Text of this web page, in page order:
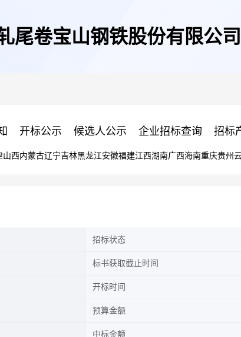
尾卷宝山钢铁股份有限公司
开标公示 候选人公示 企业招标查询 招标
山西内蒙古辽宁吉林黑龙江安徽福建江西湖南广西海南重庆贵州
招标状态
标书获取截止时间
开标时间
预算金额
中标金额